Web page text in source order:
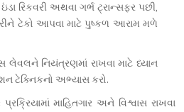
ઇંડા રિકવરી અથવા ગર્ભ ટ્રાન્સફર પછી,
ટેકો આપવા માટે પુષ્કળ આરામ મળે
લેવલને નિયંત્રણમાં રાખવા માટે ધ્યાન
ટેક્નિકનો અભ્યાસ કરો.
પ્રક્રિયામાં માહિતગાર અને વિશ્વાસ રાખવા